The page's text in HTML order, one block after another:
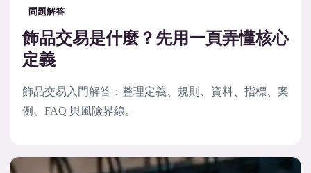
問題解答
飾品交易是什麼？先用一頁弄懂核心
定義
飾品交易入門解答：整理定義、規則、資料、指標、案
例、FAQ 與風險界線。